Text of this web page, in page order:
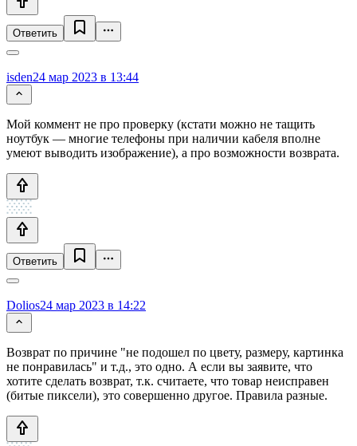
Ответить
isden24 мар 2023 в 13:44
Мой коммент не про проверку (кстати можно не тащить
ноутбук — многие телефоны при наличии кабеля вполне
умеют выводить изображение), а про возможности возврата.
Ответить
Dolios24 мар 2023 в 14:22
Возврат по причине "не подошел по цвету, размеру, картинка
не понравилась" и т.д., это одно. А если вы заявите, что
хотите сделать возврат, т.к. считаете, что товар неисправен
(битые пиксели), это совершенно другое. Правила разные.